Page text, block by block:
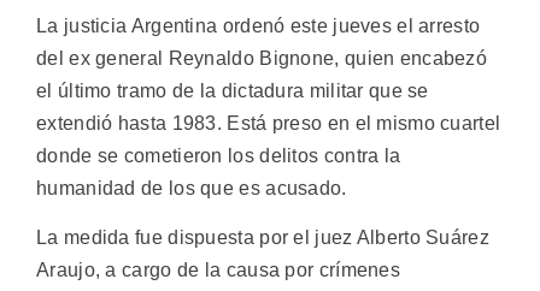
La justicia Argentina ordenó este jueves el arresto
del ex general Reynaldo Bignone, quien encabezó
el último tramo de la dictadura militar que se
extendió hasta 1983. Está preso en el mismo cuartel
donde se cometieron los delitos contra la
humanidad de los que es acusado.
La medida fue dispuesta por el juez Alberto Suárez
Araujo, a cargo de la causa por crímenes